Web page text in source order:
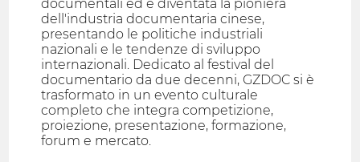
documentali ed è diventata la pioniera
dell'industria documentaria cinese,
presentando le politiche industriali
nazionali e le tendenze di sviluppo
internazionali. Dedicato al festival del
documentario da due decenni, GZDOC si è
trasformato in un evento culturale
completo che integra competizione,
proiezione, presentazione, formazione,
forum e mercato.